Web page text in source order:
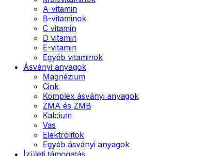
A-vitamin
B-vitaminok
C vitamin
D vitamin
E-vitamin
Egyéb vitaminok
Ásványi anyagok
Magnézium
Cink
Komplex ásványi anyagok
ZMA és ZMB
Kalcium
Vas
Elektrolitok
Egyéb ásványi anyagok
Ízületi támogatás